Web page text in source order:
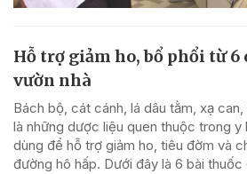
Hỗ trợ giảm ho, bổ phổi từ
vườn nhà
Bách bộ, cát cánh, lá dâu tằm, xạ
là những dược liệu quen thuộc trong
dùng để hỗ trợ giảm ho, tiêu đờm và
đường hô hấp. Dưới đây là 6 bài thuốc